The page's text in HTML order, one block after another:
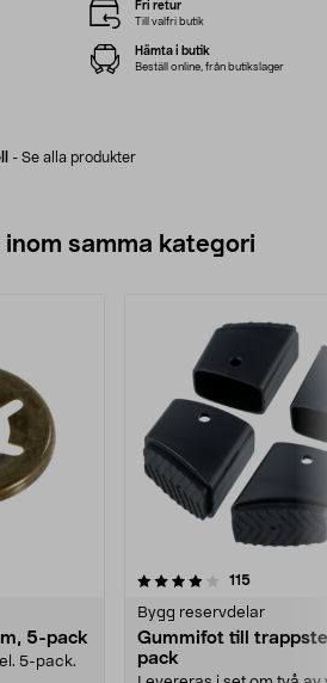
- Se alla produkter
Fri retur
Till valfri butik
Hämta i butik
Beställ online, från butikslager
inom samma kategori
5-pack
5-pack.
115
Bygg reservdelar
Gummifot till
pack
4.0 av 5 stjärnor